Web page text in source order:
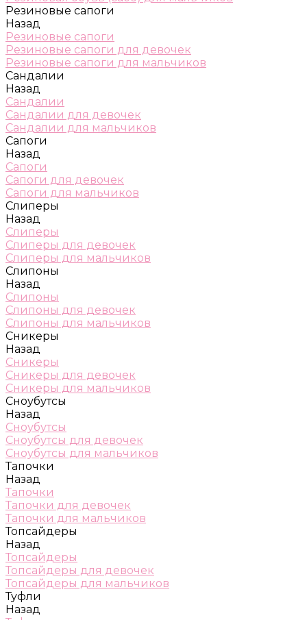
Резиновые сапоги
Назад
Резиновые сапоги
Резиновые сапоги для девочек
Резиновые сапоги для мальчиков
Сандалии
Назад
Сандалии
Сандалии для девочек
Сандалии для мальчиков
Сапоги
Назад
Сапоги
Сапоги для девочек
Сапоги для мальчиков
Слиперы
Назад
Слиперы
Слиперы для девочек
Слиперы для мальчиков
Слипоны
Назад
Слипоны
Слипоны для девочек
Слипоны для мальчиков
Сникеры
Назад
Сникеры
Сникеры для девочек
Сникеры для мальчиков
Сноубутсы
Назад
Сноубутсы
Сноубутсы для девочек
Сноубутсы для мальчиков
Тапочки
Назад
Тапочки
Тапочки для девочек
Тапочки для мальчиков
Топсайдеры
Назад
Топсайдеры
Топсайдеры для девочек
Топсайдеры для мальчиков
Туфли
Назад